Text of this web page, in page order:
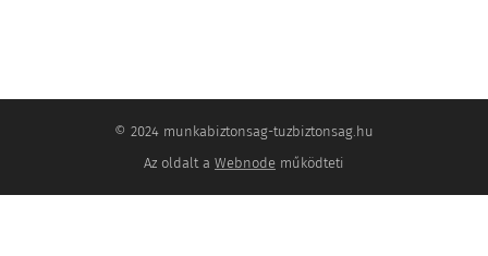
© 2024 munkabiztonsag-tuzbiztonsag.hu
Az oldalt a Webnode működteti